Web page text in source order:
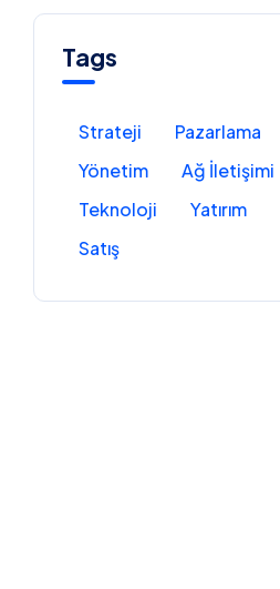
Tags
Strateji Pazarlama
Yönetim
Ağ İletişimi
Teknoloji
Yatırım
Satış